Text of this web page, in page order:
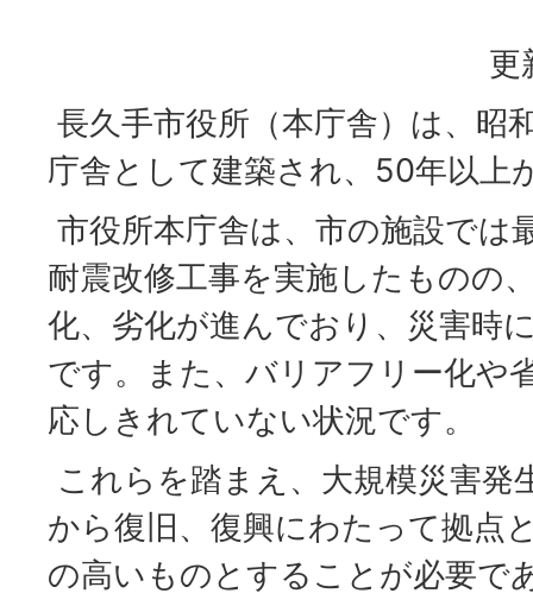
更
長久手市役所（本庁舎）は、昭
庁舎として建築され、50年以上
市役所本庁舎は、市の施設では
耐震改修工事を実施したものの
化、劣化が進んでおり、災害時
です。また、バリアフリー化や
応しきれていない状況です。
これらを踏まえ、大規模災害発
から復旧、復興にわたって拠点
の高いものとすることが必要で